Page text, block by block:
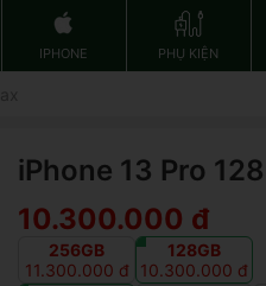
IPHONE PHỤ KIỆN
iPhone 13 Pro
10.300.000 đ
256GB
11.300.000 đ
128GB
10.300.000 đ